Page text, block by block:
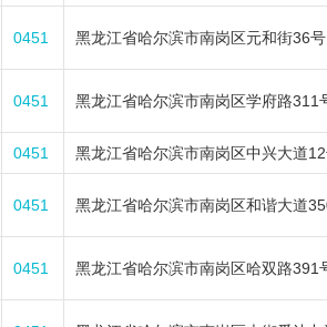
0451 黑龙江省哈尔滨市南岗区元和街36号
0451 黑龙江省哈尔滨市南岗区学府路311
0451 黑龙江省哈尔滨市南岗区中兴大道
0451 黑龙江省哈尔滨市南岗区和谐大道
0451 黑龙江省哈尔滨市南岗区哈双路391